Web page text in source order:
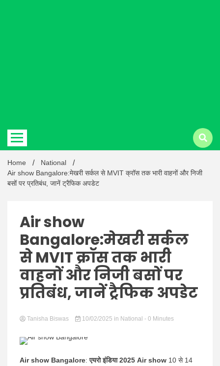
Latest
Hindi
News
Home
National
Air show Bangalore:मेखरी सर्कल से MVIT क्रॉस तक भारी वाहनों और निजी
बसों पर प्रतिबंध, जानें ट्रैफिक अपडेट
Air show
Bangalore:मेखरी सर्कल
से MVIT क्रॉस तक भारी
वाहनों और निजी बसों पर
प्रतिबंध, जानें ट्रैफिक अपडेट
Tanisha Biswas 10/02/2025 in National - 0 Minutes
Air show Bangalore:एयरो इंडिया 2025 Air show 10 से 14